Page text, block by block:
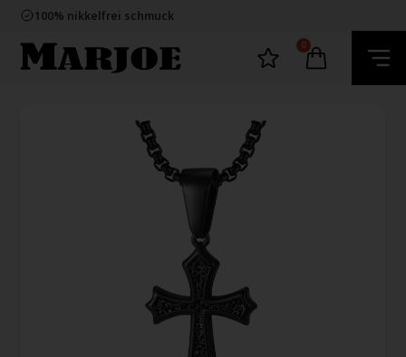
100% nikkelfrei schmuck
60 Tage Rückgabe
E-mark webshop
100% nikkelfrei schmuck
0